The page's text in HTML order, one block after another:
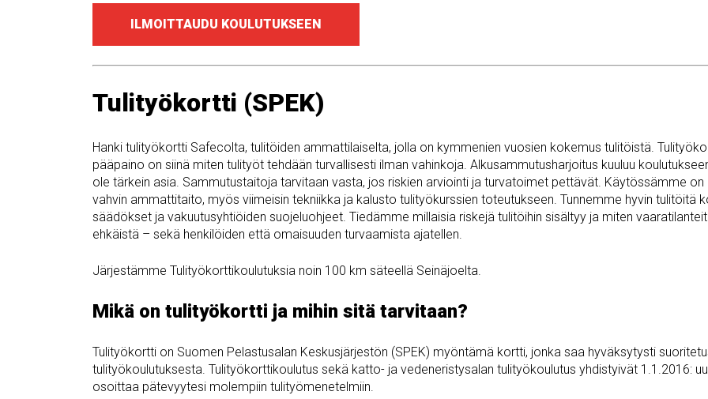
ILMOITTAUDU KOULUTUKSEEN
Tulityökortti (SPEK)
Hanki tulityökortti Safecolta, tulitöiden ammattilaiselta, jolla on kymmenien vuosien kokemus tulitöistä.
pääpaino on siinä miten tulityöt tehdään turvallisesti ilman vahinkoja. Alkusammutusharjoitus kuuluu
ole tärkein asia. Sammutustaitoja tarvitaan vasta, jos riskien arviointi ja turvatoimet pettävät. Käytössämme on
vahvin ammattitaito, myös viimeisin tekniikka ja kalusto tulityökurssien toteutukseen. Tunnemme hyvin tulitöitä
säädökset ja vakuutusyhtiöiden suojeluohjeet. Tiedämme millaisia riskejä tulitöihin sisältyy ja miten
ehkäistä – sekä henkilöiden että omaisuuden turvaamista ajatellen.
Järjestämme Tulityökorttikoulutuksia noin 100 km säteellä Seinäjoelta.
Mikä on tulityökortti ja mihin sitä tarvitaan?
Tulityökortti on Suomen Pelastusalan Keskusjärjestön (SPEK) myöntämä kortti, jonka saa hyväksytysti
tulityökoulutuksesta. Tulityökorttikoulutus sekä katto- ja vedeneristysalan tulityökoulutus yhdistyivät 1.1.2016:
osoittaa pätevyytesi molempiin tulityömenetelmiin.